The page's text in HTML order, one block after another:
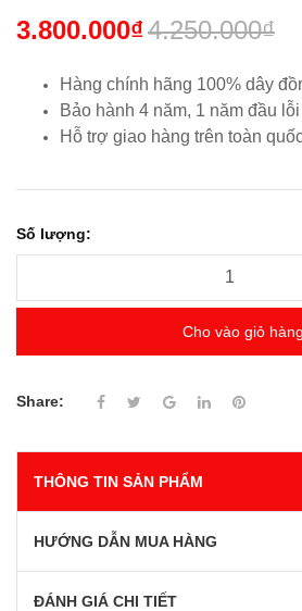
3.800.000₫4.250.000₫
Hàng chính hãng 100% dây
Bảo hành 4 năm, 1 năm đầu
Hỗ trợ giao hàng trên toàn
Số lượng:
Cho vào giỏ hàng
Share:
THÔNG TIN SẢN PHẨM
HƯỚNG DẪN MUA HÀNG
ĐÁNH GIÁ CHI TIẾT